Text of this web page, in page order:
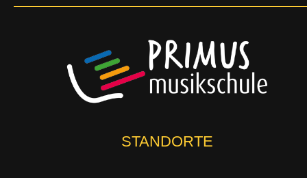
STANDORTE